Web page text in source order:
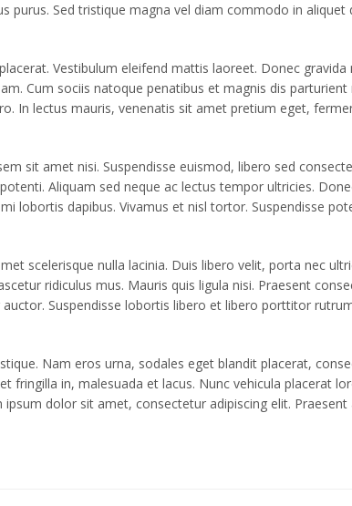
Sed tristique magna vel diam commodo in aliquet
Vestibulum eleifend mattis laoreet. Donec
Cum sociis natoque penatibus et magnis dis
In lectus mauris, venenatis sit amet pretium eget,
sit amet nisi. Suspendisse euismod, libero sed
Aliquam sed neque ac lectus tempor ultricies.
dapibus. Vivamus et nisl tortor. Suspendisse
scelerisque nulla lacinia. Duis libero velit, porta nec
ridiculus mus. Mauris quis ligula nisi. Praesent
Suspendisse lobortis libero et libero porttitor
Nam eros urna, sodales eget blandit placerat,
fringilla in, malesuada et lacus. Nunc vehicula placerat
dolor sit amet, consectetur adipiscing elit.